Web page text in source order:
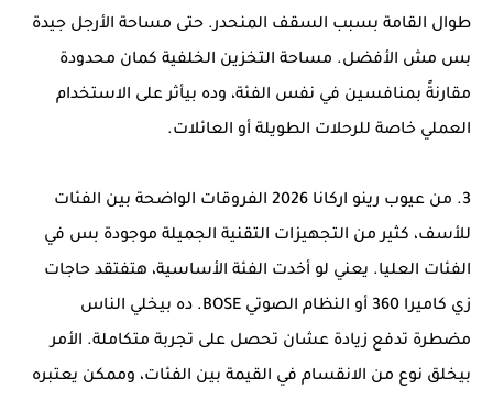
طوال القامة بسبب السقف المنحدر. حتى مساحة الأرجل جيدة
بس مش الأفضل. مساحة التخزين الخلفية كمان محدودة
مقارنةً بمنافسين في نفس الفئة، وده بيأثر على الاستخدام
العملي خاصة للرحلات الطويلة أو العائلات.
3. من عيوب رينو اركانا 2026 الفروقات الواضحة بين الفئات
للأسف، كثير من التجهيزات التقنية الجميلة موجودة بس في
الفئات العليا. يعني لو أخدت الفئة الأساسية، هتفتقد حاجات
زي كاميرا 360 أو النظام الصوتي BOSE. ده بيخلي الناس
مضطرة تدفع زيادة عشان تحصل على تجربة متكاملة. الأمر
بيخلق نوع من الانقسام في القيمة بين الفئات، وممكن يعتبره